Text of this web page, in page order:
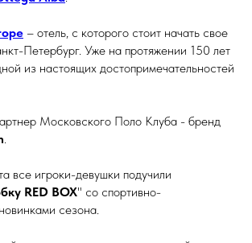
– отель, с которого стоит начать свое
Петербург. Уже на протяжении 150 лет
из настоящих достопримечательностей
Московского Поло Клуба - бренд
все игроки-девушки подучили
RED BOX" со спортивно-
сезона.